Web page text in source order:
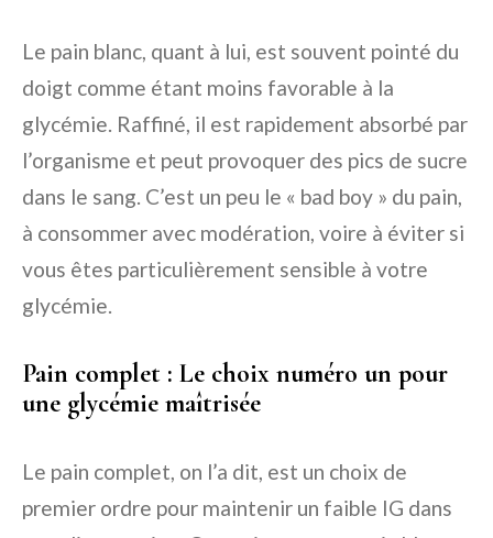
Le pain blanc, quant à lui, est souvent pointé du
doigt comme étant moins favorable à la
glycémie. Raffiné, il est rapidement absorbé par
l’organisme et peut provoquer des pics de sucre
dans le sang. C’est un peu le « bad boy » du pain,
à consommer avec modération, voire à éviter si
vous êtes particulièrement sensible à votre
glycémie.
Pain complet : Le choix numéro un pour
une glycémie maîtrisée
Le pain complet, on l’a dit, est un choix de
premier ordre pour maintenir un faible IG dans